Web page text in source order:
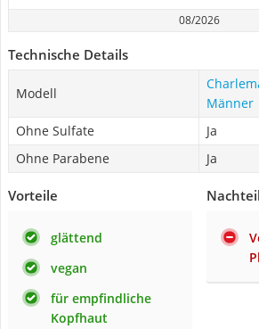
08/2026
Technische Details
Modell
Männer
Ohne Sulfate
Ja
Ohne Parabene
Ja
Vorteile
glättend
vegan
für empfindliche
Kopfhaut